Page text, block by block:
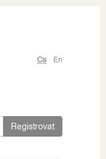
Cs En
Registrovat